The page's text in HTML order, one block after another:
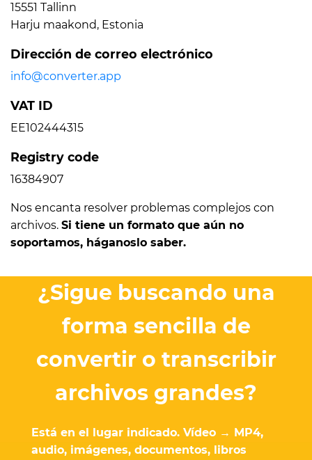
15551 Tallinn
Harju maakond, Estonia
Dirección de correo electrónico
info@converter.app
VAT ID
EE102444315
Registry code
16384907
Nos encanta resolver problemas complejos con
archivos. Si tiene un formato que aún no
soportamos, háganoslo saber.
¿Sigue buscando una
forma sencilla de
convertir o transcribir
archivos grandes?
Está en el lugar indicado. Vídeo → MP4,
audio, imágenes, documentos, libros